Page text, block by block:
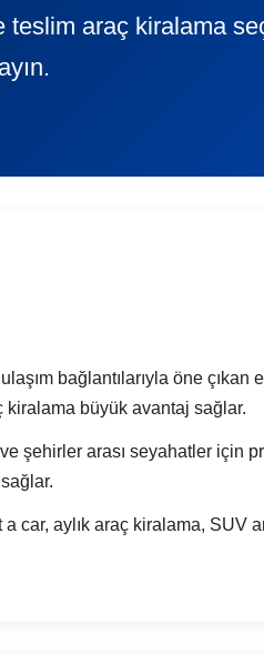
araç kiralama
bağlantılarıyla öne
kiralama büyük avantaj sağlar.
şehirler arası seyahatler için
car, aylık araç kiralama, SUV